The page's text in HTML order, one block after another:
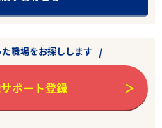
職場をお探しします
ポート登録